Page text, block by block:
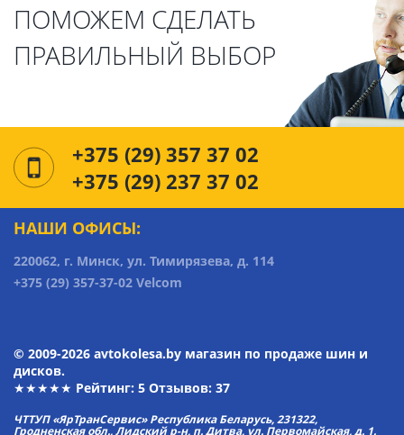
ПОМОЖЕМ СДЕЛАТЬ
ПРАВИЛЬНЫЙ ВЫБОР
+375 (29) 357 37 02
+375 (29) 237 37 02
НАШИ ОФИСЫ:
220062, г. Минск, ул. Тимирязева, д. 114
+375 (29) 357-37-02 Velcom
© 2009-2026 avtokolesa.by магазин по продаже шин и
дисков.
★★★★★ Рейтинг: 5 Отзывов: 37
ЧТТУП «ЯрТранСервис» Республика Беларусь, 231322,
Гродненская обл., Лидский р-н, п. Дитва, ул. Первомайская, д. 1.